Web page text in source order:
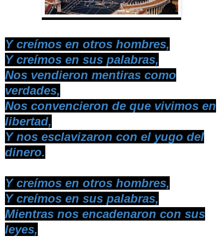
Y creímos en otros hombres,
Y creímos en sus palabras,
Nos vendieron mentiras como
verdades,
Nos convencieron de que vivimos en
libertad,
Y nos esclavizaron con el yugo del
dinero.
Y creímos en otros hombres,
Y creímos en sus palabras,
Mientras nos encadenaron con sus
leyes,